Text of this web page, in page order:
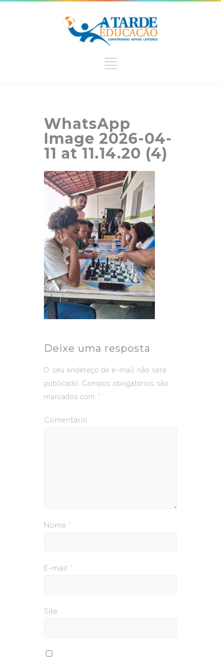
WhatsApp
Image 2026-04-
11 at 11.14.20 (4)
Deixe uma resposta
O seu endereço de e-mail não será
publicado.
Campos obrigatórios são
marcados com *
Comentário
Nome *
E-mail *
Site